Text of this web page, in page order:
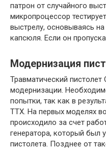
патрон от случайного
микропроцессор
выстрелу, основываясь
капсюля. Если он
Модернизация
Травматический
модернизации.
попытки, так как в
ТТХ. На первых моделях
происходило за счет
генератора, который был
пистолета. Позднее от